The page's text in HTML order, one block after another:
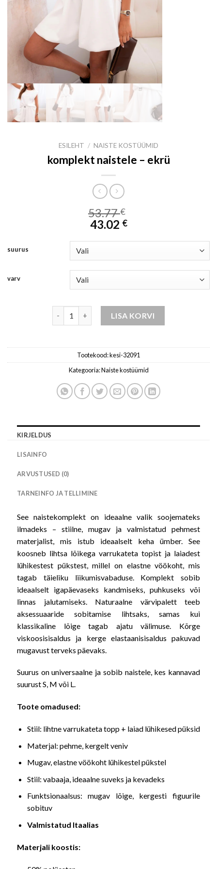
ESILEHT / NAISTE KOSTÜÜMID
komplekt naistele – ekrü
53.77€
43.02 €
suurus
varv
LISA KORVI
Tootekood:kesi-32091
Kategooria:Naiste kostüümid
KIRJELDUS
LISAINFO
ARVUSTUSED (0)
TARNEINFO JA TELLIMINE
See naistekomplekt on ideaalne valik soojemateks
ilmadeks – stiilne, mugav ja valmistatud pehmest
materjalist, mis istub ideaalselt keha ümber. See
koosneb lihtsa lõikega varrukateta topist ja laiadest
lühikestest pükstest, millel on elastne vöökoht, mis
tagab täieliku liikumisvabaduse. Komplekt sobib
ideaalselt igapäevaseks kandmiseks, puhkuseks või
linnas jalutamiseks. Naturaalne värvipalett teeb
aksessuaaride sobitamise lihtsaks, samas kui
klassikaline lõige tagab ajatu välimuse. Kõrge
viskoosisisaldus ja kerge elastaanisisaldus pakuvad
mugavust terveks päevaks.
Suurus on universaalne ja sobib naistele, kes kannavad
suurust S, M või L.
Toote omadused:
Stiil: lihtne varrukateta topp + laiad lühikesed püksid
Materjal: pehme, kergelt veniv
Mugav, elastne vöökoht lühikestel pükstel
Stiil: vabaaja, ideaalne suveks ja kevadeks
Funktsionaalsus: mugav lõige, kergesti figuurile
sobituv
Valmistatud Itaalias
Materjali koostis: